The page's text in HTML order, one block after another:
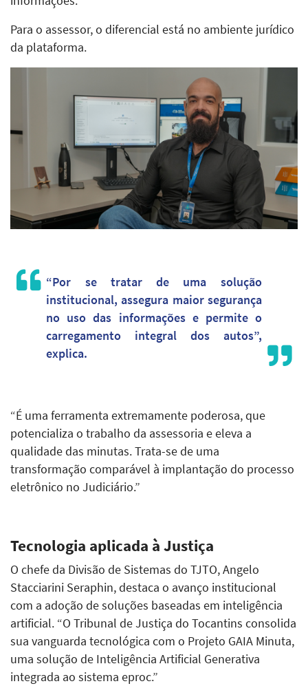
Para o assessor, o diferencial está no ambiente jurídico
da plataforma.
“Por se tratar de uma solução
institucional, assegura maior segurança
no uso das informações e permite o
carregamento integral dos autos”,
explica.
“É uma ferramenta extremamente poderosa, que
potencializa o trabalho da assessoria e eleva a
qualidade das minutas. Trata-se de uma
transformação comparável à implantação do processo
eletrônico no Judiciário.”
Tecnologia aplicada à Justiça
O chefe da Divisão de Sistemas do TJTO, Angelo
Stacciarini Seraphin, destaca o avanço institucional
com a adoção de soluções baseadas em inteligência
artificial. “O Tribunal de Justiça do Tocantins consolida
sua vanguarda tecnológica com o Projeto GAIA Minuta,
uma solução de Inteligência Artificial Generativa
integrada ao sistema eproc.”